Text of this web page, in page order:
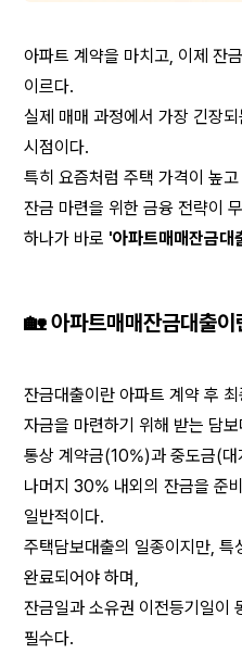
아파트 계약을 마치고, 이제 잔
이르다.
실제 매매 과정에서 가장 긴장
시점이다.
특히 요즘처럼 주택 가격이 높
잔금 마련을 위한 금융 전략이
하나가 바로 '아파트매매잔금대
🏡 아파트매매잔금대출이
잔금대출이란 아파트 계약 후
자금을 마련하기 위해 받는 담
통상 계약금(10%)과 중도금(
나머지 30% 내외의 잔금을 준
일반적이다.
주택담보대출의 일종이지만, 특
완료되어야 하며,
잔금일과 소유권 이전등기일이
필수다.